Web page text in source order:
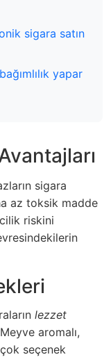
sigara satın
yapar
sigara
az toksik madde
riskini
lezzet
aromalı,
seçenek